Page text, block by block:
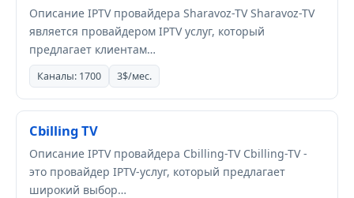
Описание IPTV провайдера Sharavoz-TV Sharavoz-TV
является провайдером IPTV услуг, который
предлагает клиентам…
Каналы: 1700 3$/мес.
Cbilling TV
Описание IPTV провайдера Cbilling-TV Cbilling-TV -
это провайдер IPTV-услуг, который предлагает
широкий выбор…